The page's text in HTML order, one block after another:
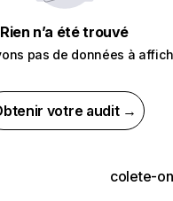
Rien n’a été trouvé
pas de données à
votre audit →
colete-